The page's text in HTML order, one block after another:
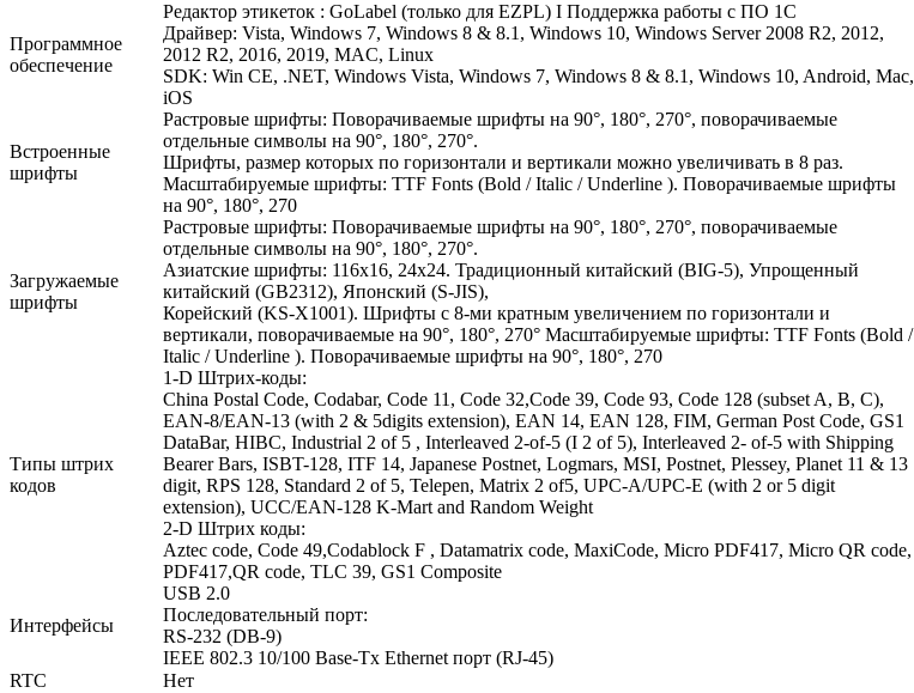
Программное
обеспечение
Редактор этикеток : GoLabel (только для EZPL) I Поддержка работы с ПО 1С
Драйвер: Vista, Windows 7, Windows 8 & 8.1, Windows 10, Windows Server 2008 R2, 2012,
2012 R2, 2016, 2019, MAC, Linux
SDK: Win CE, .NET, Windows Vista, Windows 7, Windows 8 & 8.1, Windows 10, Android, Mac,
iOS
Встроенные
шрифты
Растровые шрифты: Поворачиваемые шрифты на 90°, 180°, 270°, поворачиваемые
отдельные символы на 90°, 180°, 270°.
Шрифты, размер которых по горизонтали и вертикали можно увеличивать в 8 раз.
Масштабируемые шрифты: TTF Fonts (Bold / Italic / Underline ). Поворачиваемые шрифты
на 90°, 180°, 270
Загружаемые
шрифты
Растровые шрифты: Поворачиваемые шрифты на 90°, 180°, 270°, поворачиваемые
отдельные символы на 90°, 180°, 270°.
Азиатские шрифты: 116x16, 24x24. Традиционный китайский (BIG-5), Упрощенный
китайский (GB2312), Японский (S-JIS),
Корейский (KS-X1001). Шрифты с 8-ми кратным увеличением по горизонтали и
вертикали, поворачиваемые на 90°, 180°, 270° Масштабируемые шрифты: TTF Fonts (Bold /
Italic / Underline ). Поворачиваемые шрифты на 90°, 180°, 270
Типы штрих
кодов
1-D Штрих-коды:
China Postal Code, Codabar, Code 11, Code 32,Code 39, Code 93, Code 128 (subset A, B, C),
EAN-8/EAN-13 (with 2 & 5digits extension), EAN 14, EAN 128, FIM, German Post Code, GS1
DataBar, HIBC, Industrial 2 of 5 , Interleaved 2-of-5 (I 2 of 5), Interleaved 2- of-5 with Shipping
Bearer Bars, ISBT-128, ITF 14, Japanese Postnet, Logmars, MSI, Postnet, Plessey, Planet 11 & 13
digit, RPS 128, Standard 2 of 5, Telepen, Matrix 2 of5, UPC-A/UPC-E (with 2 or 5 digit
extension), UCC/EAN-128 K-Mart and Random Weight
2-D Штрих коды:
Aztec code, Code 49,Codablock F , Datamatrix code, MaxiCode, Micro PDF417, Micro QR code,
PDF417,QR code, TLC 39, GS1 Composite
Интерфейсы
USB 2.0
Последовательный порт:
RS-232 (DB-9)
IEEE 802.3 10/100 Base-Tx Ethernet порт (RJ-45)
RTC
Нет